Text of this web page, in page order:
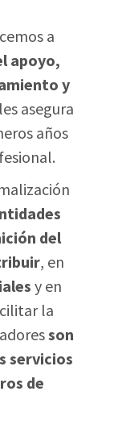
a
apoyo,
y
asegura
años
del
, en
y en
la
son
servicios
de